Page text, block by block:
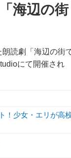
海辺の街
読劇「海辺の街
にて開催され
！少女・エリが高